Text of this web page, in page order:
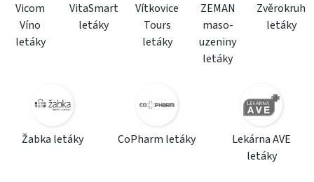
Vicom
Víno
letáky
VitaSmart
letáky
Vítkovice
Tours
letáky
ZEMAN
maso-
uzeniny
letáky
Zvěrokruh
letáky
Žabka letáky CoPharm letáky
Lekárna AVE
letáky